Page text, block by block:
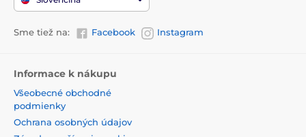
Sme tiež na: Facebook Instagram
Informace k nákupu
Všeobecné obchodné
podmienky
Ochrana osobných údajov